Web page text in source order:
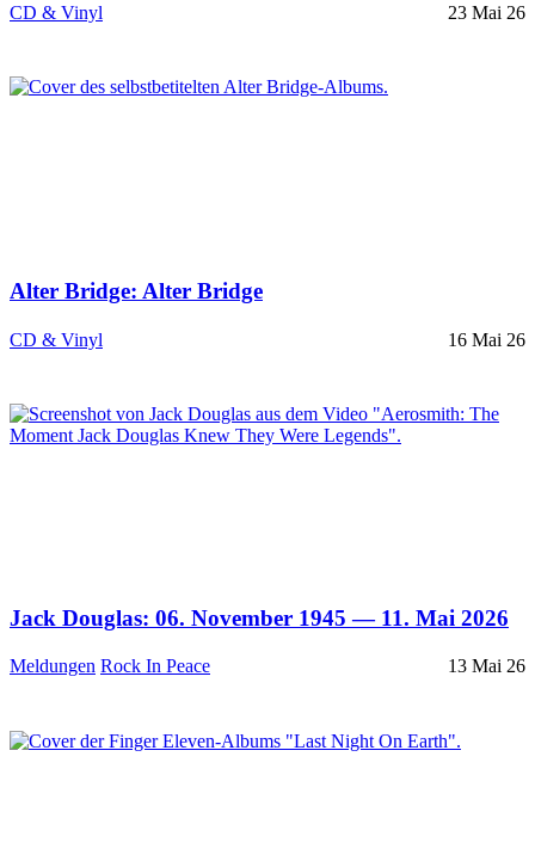
CD & Vinyl 23 Mai 26
Alter Bridge: Alter Bridge
CD & Vinyl 16 Mai 26
Jack Douglas: 06. November 1945 — 11. Mai 2026
Meldungen Rock In Peace 13 Mai 26